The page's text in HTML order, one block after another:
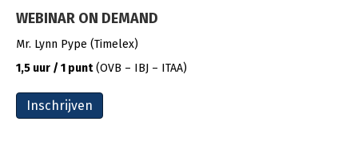
WEBINAR ON DEMAND
Mr. Lynn Pype (Timelex)
1,5 uur / 1 punt(OVB – IBJ – ITAA)
Inschrijven